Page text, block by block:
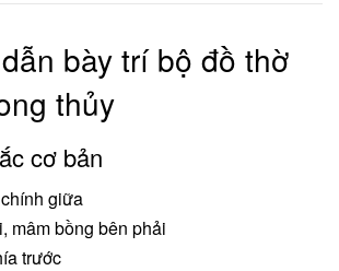
bày trí bộ đồ thờ
thủy
cơ bản
giữa
mâm bồng bên phải
trước